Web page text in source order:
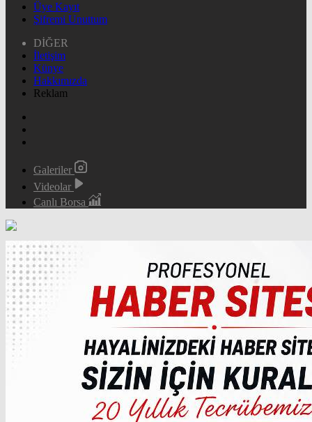
Üye Kayıt
Şifremi Unuttum
DİĞER
İletişim
Künye
Hakkımızda
Reklam
Galeriler
Videolar
Canlı Borsa